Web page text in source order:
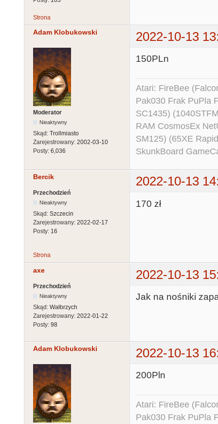
Strona
Adam Klobukowski 2022-10-13
Moderator
Nieaktywny
Skąd: Trollmiasto
Zarejestrowany: 2002-03-10
Posty: 6,036
150PLn
Atari: FireBee
Pak030 Frak PuPla
SC1435)
RAM CosmosEx
SM125) (65XE
SkunkBoard
Bercik 2022-10-13
Przechodzień
Nieaktywny
Skąd: Szczecin
Zarejestrowany: 2022-02-17
Posty: 16
170 zł
Strona
axe 2022-10-13
Przechodzień
Nieaktywny
Skąd: Wałbrzych
Zarejestrowany: 2022-01-22
Posty: 98
Jak na nośniki
Adam Klobukowski 2022-10-13
200Pln
Atari: FireBee
Pak030 Frak PuPla